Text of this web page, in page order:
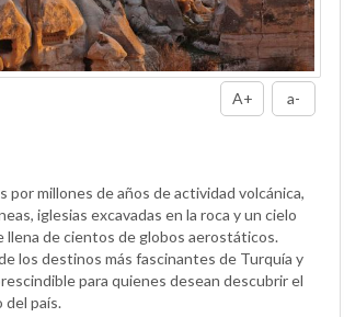
A+ a-
por millones de años de actividad volcánica,
iglesias excavadas en la roca y un cielo
llena de cientos de globos aerostáticos.
los destinos más fascinantes de Turquía y
para quienes desean descubrir el
del país.